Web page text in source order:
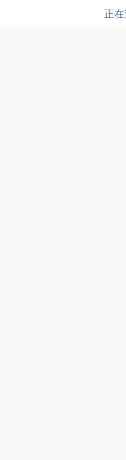
正